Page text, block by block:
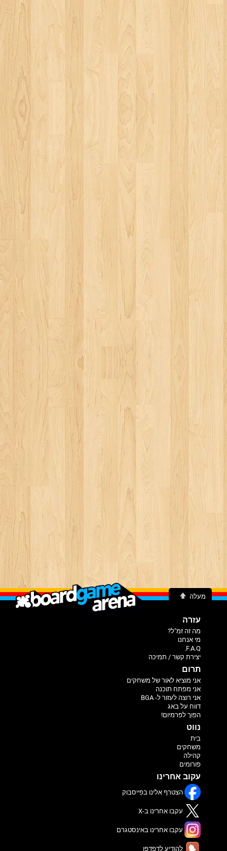
מעלה
עזרה
מה זה זמ"ל?
מי אנחנו
F.A.Q.
יצירת קשר / תמיכה
תרום
אני מוציא לאור של משחקים
אני מפתח תוכנה
אני רוצה לעזור ל- BGA
דווח על באג
הפוך לפרמיום!
נווט
בית
משחקים
קהילה
פורומים
עקוב אחרינו
הצטרף אלינו בפייסבוק
עקבו אחרינו ב-X
עקבו אחרינו באינסטגרם
להודיע לדפדפן